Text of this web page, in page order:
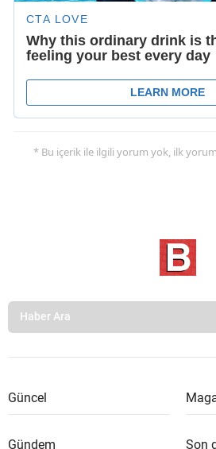
* Bu içerik ile ilgili yorum yok, ilk
Güncel
Gündem Son